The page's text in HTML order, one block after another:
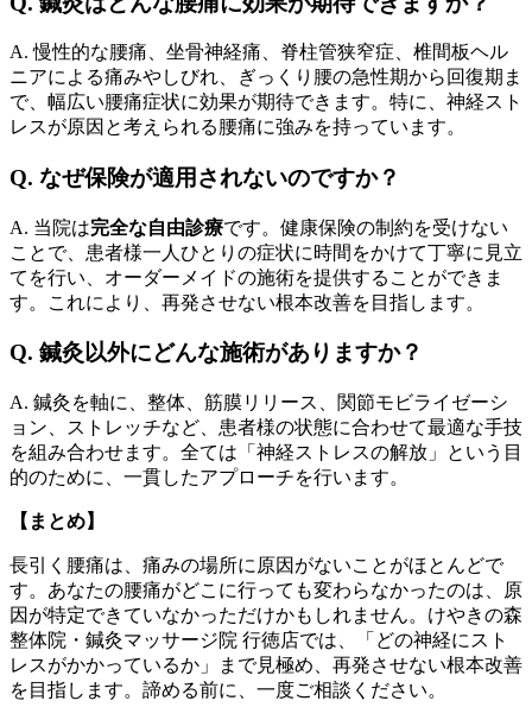
A. 慢性的な腰痛、坐骨神経痛、脊柱管狭窄症、椎間板ヘル
ニアによる痛みやしびれ、ぎっくり腰の急性期から回復期ま
で、幅広い腰痛症状に効果が期待できます。特に、神経スト
レスが原因と考えられる腰痛に強みを持っています。
Q. なぜ保険が適用されないのですか？
A. 当院は完全な自由診療です。健康保険の制約を受けない
ことで、患者様一人ひとりの症状に時間をかけて丁寧に見立
てを行い、オーダーメイドの施術を提供することができま
す。これにより、再発させない根本改善を目指します。
Q. 鍼灸以外にどんな施術がありますか？
A. 鍼灸を軸に、整体、筋膜リリース、関節モビライゼーシ
ョン、ストレッチなど、患者様の状態に合わせて最適な手技
を組み合わせます。全ては「神経ストレスの解放」という目
的のために、一貫したアプローチを行います。
【まとめ】
長引く腰痛は、痛みの場所に原因がないことがほとんどで
す。あなたの腰痛がどこに行っても変わらなかったのは、原
因が特定できていなかっただけかもしれません。けやきの森
整体院・鍼灸マッサージ院 行徳店では、「どの神経にスト
レスがかかっているか」まで見極め、再発させない根本改善
を目指します。諦める前に、一度ご相談ください。